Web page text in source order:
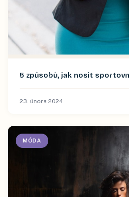
5 způsobů, jak nosit
23. února 2024
MÓDA